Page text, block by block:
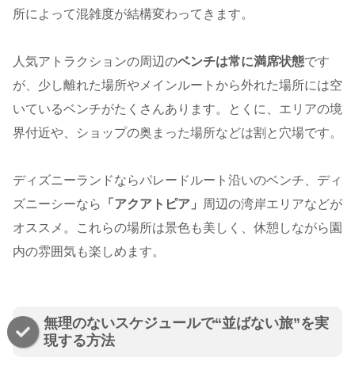
所によって混雑度が結構変わってきます。
人気アトラクションの周辺のベンチは常に満席状態です
が、少し離れた場所やメインルートから外れた場所には空
いているベンチがたくさんあります。とくに、エリアの境
界付近や、ショップの奥まった場所などは割と穴場です。
ディズニーランドならパレードルート沿いのベンチ、ディ
ズニーシーなら
「アクアトピア」
周辺の湾岸エリアなどが
オススメ。これらの場所は景色も美しく、休憩しながら園
内の雰囲気も楽しめます。
無理のないスケジュールで“並ばない旅”を実
現する方法